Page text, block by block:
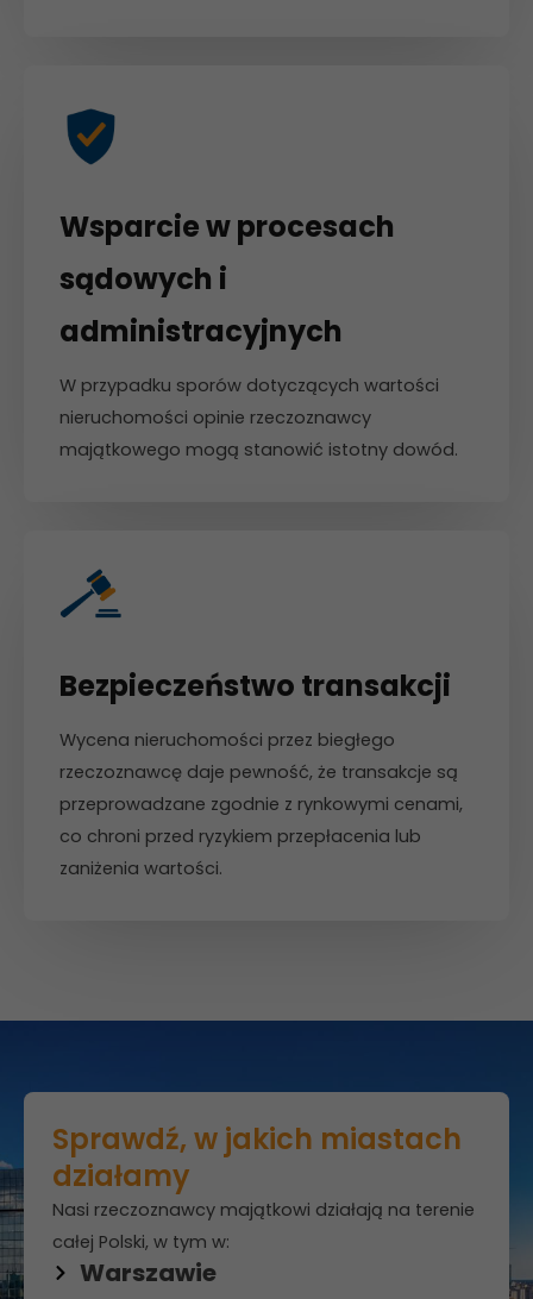
Wsparcie w procesach
sądowych i
administracyjnych
W przypadku sporów dotyczących wartości
nieruchomości opinie rzeczoznawcy
majątkowego mogą stanowić istotny dowód.
Bezpieczeństwo transakcji
Wycena nieruchomości przez biegłego
rzeczoznawcę daje pewność, że transakcje są
przeprowadzane zgodnie z rynkowymi cenami,
co chroni przed ryzykiem przepłacenia lub
zaniżenia wartości.
Sprawdź, w jakich miastach
działamy
Nasi rzeczoznawcy majątkowi działają na terenie
całej Polski, w tym w:
Warszawie
opcjonalne. Są
one potrzebne
funkcjonowania